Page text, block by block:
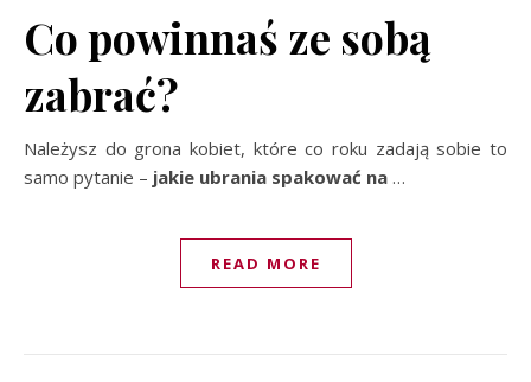
Co powinnaś ze sobą
zabrać?
Należysz do grona kobiet, które co roku zadają sobie to
samo pytanie – jakie ubrania spakować na …
READ MORE